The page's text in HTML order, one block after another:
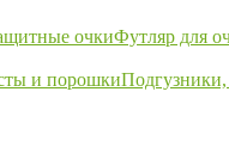
очкиФутляр для
и порошки